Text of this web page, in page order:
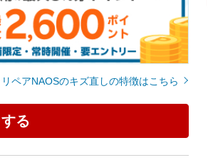
い！ 作業中
ペアNAOSのキズ直しの特徴はこちら
る